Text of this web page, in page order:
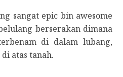
sangat epic bin awesome
berserakan dimana
di dalam lubang,
atas tanah.